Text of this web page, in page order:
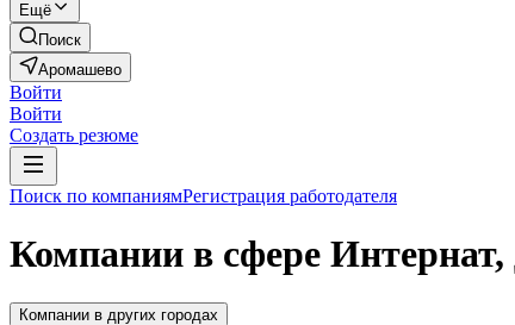
Ещё
Поиск
Аромашево
Войти
Войти
Создать резюме
Поиск по компаниямРегистрация работодателя
Компании в сфере
Компании в других городах